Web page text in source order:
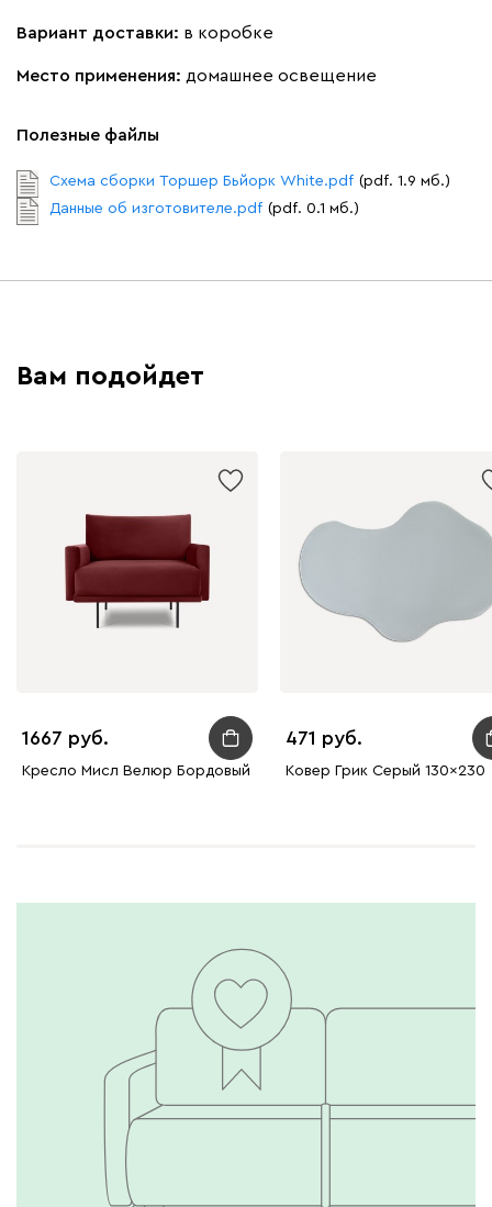
Вариант доставки: в коробке
Место применения: домашнее освещение
Полезные файлы
Схема сборки Торшер Бьйорк White.pdf (pdf. 1.9 мб.)
Данные об изготовителе.pdf (pdf. 0.1 мб.)
Вам подойдет
1667
Кресло Мисл Велюр Бордовый
471
Ковер Грик Серый 130x230